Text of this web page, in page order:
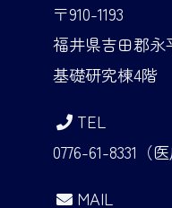
〒910-1193
福井県吉田郡永
基礎研究棟4階
TEL
0776-61-8331（
MAIL